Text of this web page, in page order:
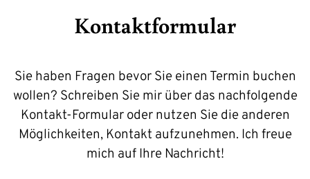
Kontaktformular
Sie haben Fragen bevor Sie einen Termin buchen
wollen? Schreiben Sie mir über das nachfolgende
Kontakt-Formular oder nutzen Sie die anderen
Möglichkeiten, Kontakt aufzunehmen. Ich freue
mich auf Ihre Nachricht!